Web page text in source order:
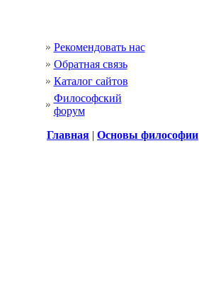
Рекомендовать нас
Обратная связь
Каталог сайтов
Философский
форум
Главная | Основы философии